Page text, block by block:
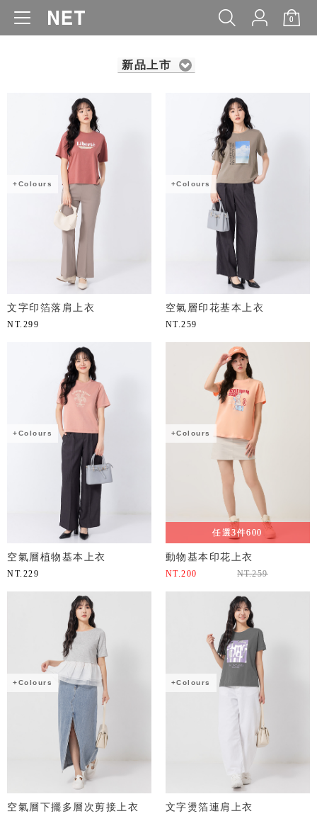
0
WOMEN MEN KIDS BABY
新品上市
+Colours
文字印箔落肩上衣
NT. 299
+Colours
空氣層印花基本上衣
NT.259
+Colours
空氣層植物基本上衣
NT. 229
+Colours
任選3件600
動物基本印花上衣
NT.200 NT.259
+Colours
空氣層下擺多層次剪接上衣
+Colours
文字燙箔連肩上衣